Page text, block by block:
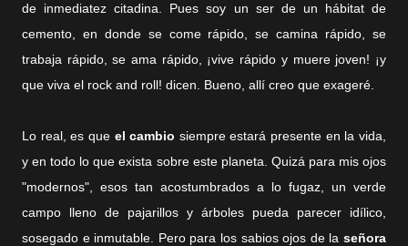
de inmediatez citadina. Pues soy un ser de un hábitat de
cemento, en donde se come rápido, se camina rápido, se
trabaja rápido, se ama rápido, ¡vive rápido y muere joven! ¡y
que viva el rock and roll! dicen. Bueno, allí creo que exageré.
Lo real, es que el cambio siempre estará presente en la vida,
y en todo lo que exista sobre este planeta. Quizá para mis ojos
"modernos", esos tan acostumbrados a lo fugaz, un verde
campo lleno de pajarillos y árboles pueda parecer idílico,
sosegado e inmutable. Pero para los sabios ojos de la señora